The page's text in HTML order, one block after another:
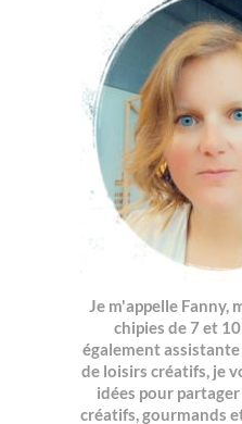
Je m'appelle Fanny,
chipies de 7 et
également
de loisirs créatifs, je
idées pour
créatifs, gourmands